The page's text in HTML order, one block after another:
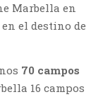
Marbella en
el destino de
70 campos
16 campos